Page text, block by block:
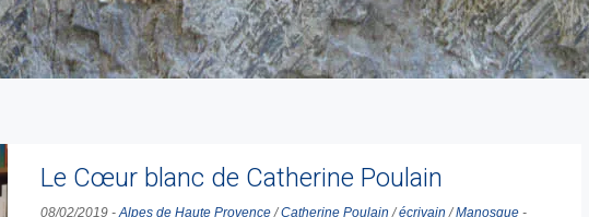
Le Cœur blanc de Catherine Poulain
08/02/2019 -Alpes de Haute Provence/Catherine Poulain /écrivain /Manosque -